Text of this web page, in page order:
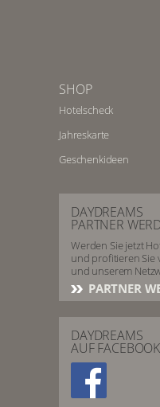
SHOP
Hotelscheck
Jahreskarte
Geschenkideen
DAYDREAMS
PARTNER
Werden Sie jetzt
und profitieren Sie
und unserem
PARTNER
DAYDREAMS
AUF FACEBOOK